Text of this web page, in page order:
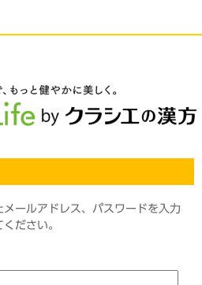
ールアドレス、パスワードを入力
ださい。